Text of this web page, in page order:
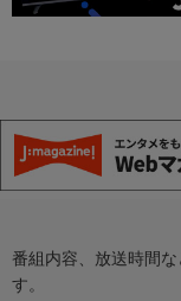
番組内容、放送時間
す。